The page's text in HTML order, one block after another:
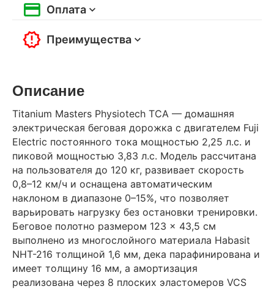
Оплата
Преимущества
Описание
Titanium Masters Physiotech TCA — домашняя
электрическая беговая дорожка с двигателем Fuji
Electric постоянного тока мощностью 2,25 л.с. и
пиковой мощностью 3,83 л.с. Модель рассчитана
на пользователя до 120 кг, развивает скорость
0,8–12 км/ч и оснащена автоматическим
наклоном в диапазоне 0–15%, что позволяет
варьировать нагрузку без остановки тренировки.
Беговое полотно размером 123 × 43,5 см
выполнено из многослойного материала Habasit
NHT-216 толщиной 1,6 мм, дека парафинирована и
имеет толщину 16 мм, а амортизация
реализована через 8 плоских эластомеров VCS